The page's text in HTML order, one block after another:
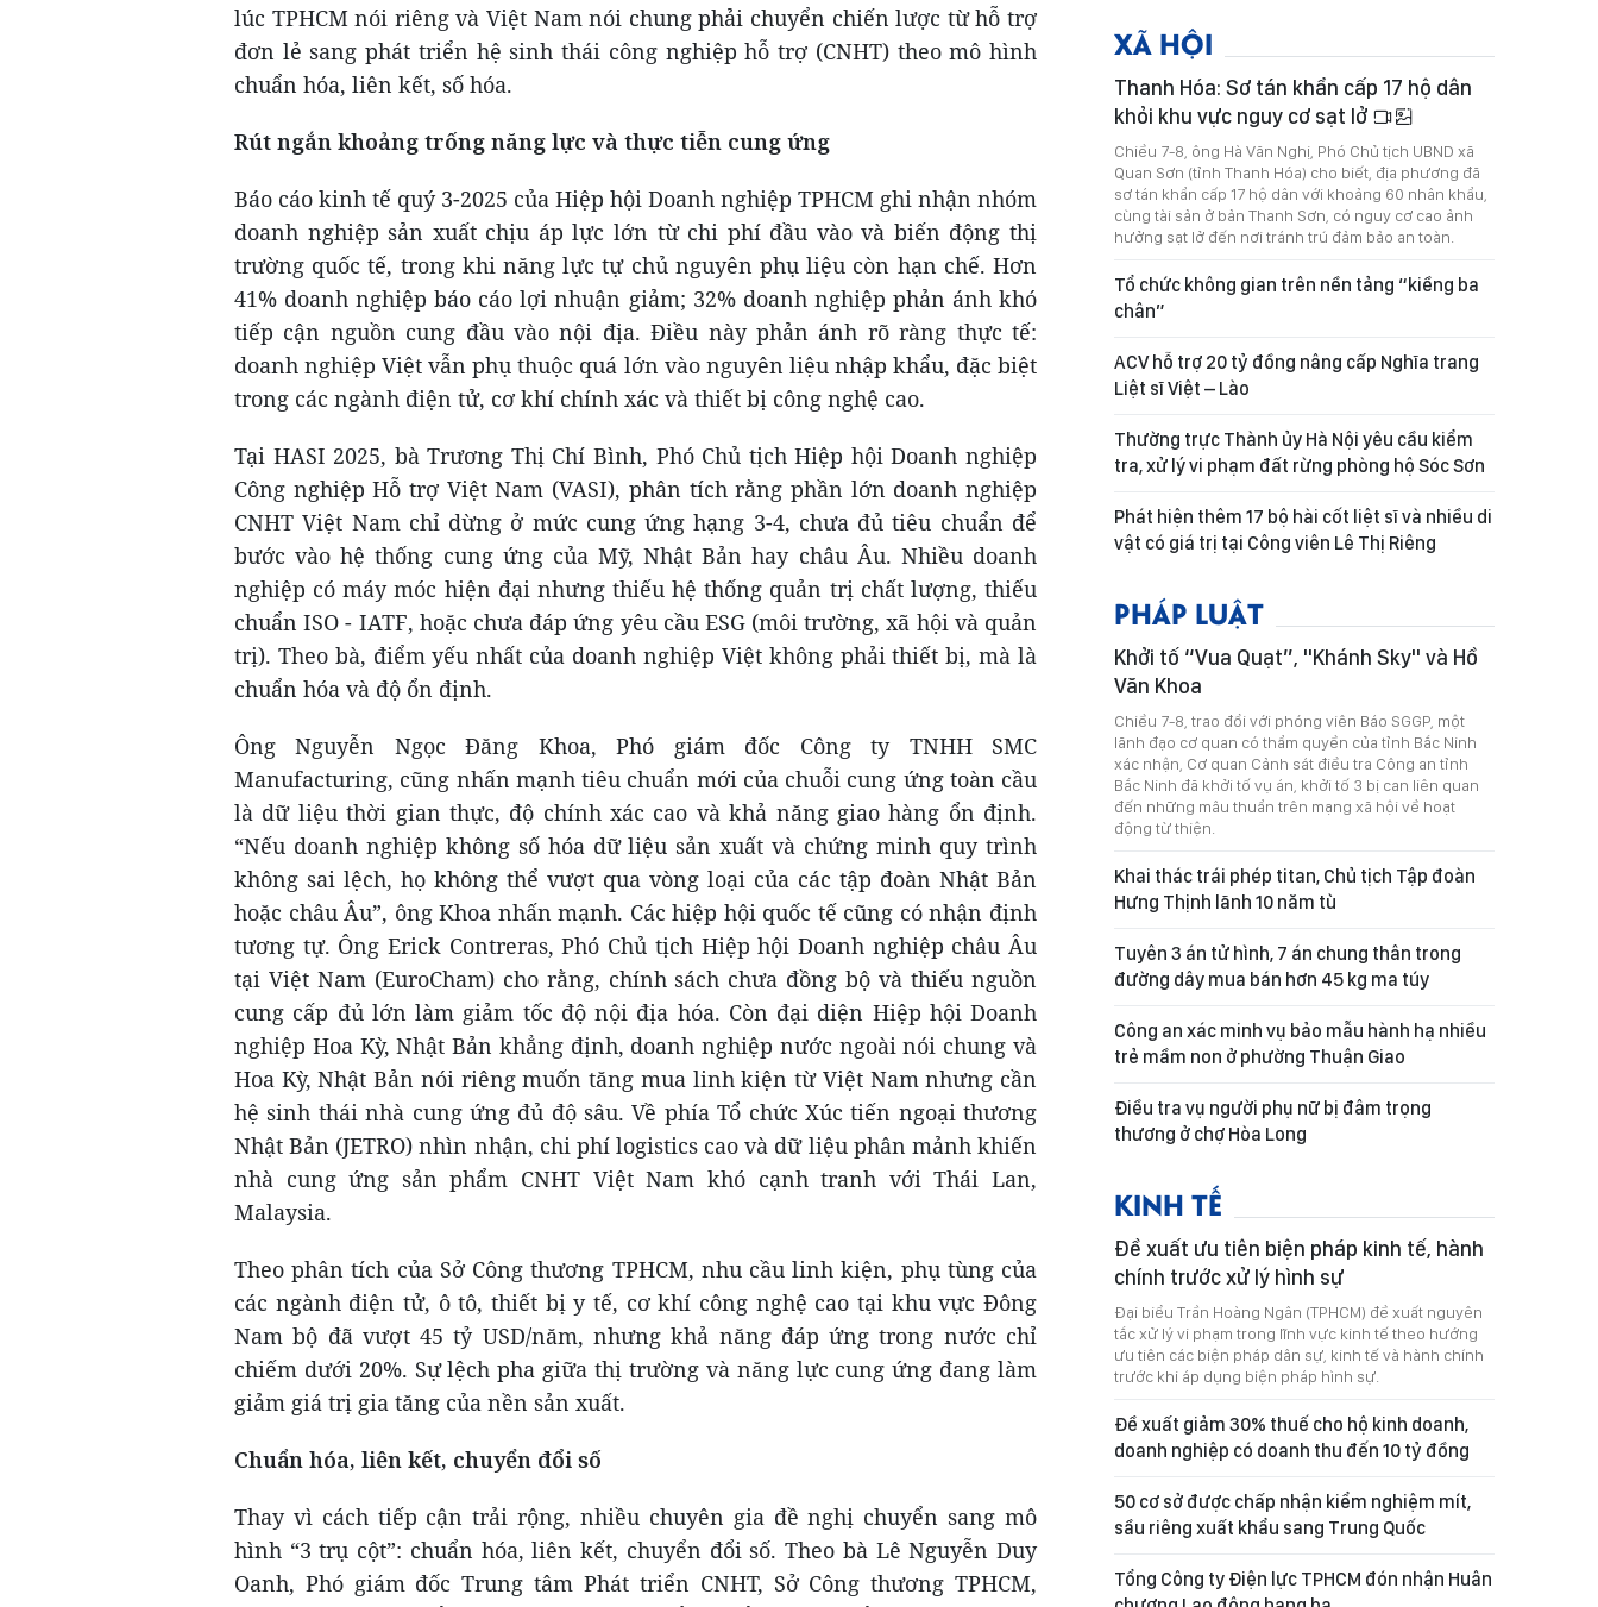
lúc TPHCM nói riêng và Việt Nam nói chung phải chuyển chiến lược từ hỗ trợ
đơn lẻ sang phát triển hệ sinh thái công nghiệp hỗ trợ (CNHT) theo mô hình
chuẩn hóa, liên kết, số hóa.
Rút ngắn khoảng trống năng lực và thực tiễn cung ứng
Báo cáo kinh tế quý 3-2025 của Hiệp hội Doanh nghiệp TPHCM ghi nhận nhóm
doanh nghiệp sản xuất chịu áp lực lớn từ chi phí đầu vào và biến động thị
trường quốc tế, trong khi năng lực tự chủ nguyên phụ liệu còn hạn chế. Hơn
41% doanh nghiệp báo cáo lợi nhuận giảm; 32% doanh nghiệp phản ánh khó
tiếp cận nguồn cung đầu vào nội địa. Điều này phản ánh rõ ràng thực tế:
doanh nghiệp Việt vẫn phụ thuộc quá lớn vào nguyên liệu nhập khẩu, đặc biệt
trong các ngành điện tử, cơ khí chính xác và thiết bị công nghệ cao.
Tại HASI 2025, bà Trương Thị Chí Bình, Phó Chủ tịch Hiệp hội Doanh nghiệp
Công nghiệp Hỗ trợ Việt Nam (VASI), phân tích rằng phần lớn doanh nghiệp
CNHT Việt Nam chỉ dừng ở mức cung ứng hạng 3-4, chưa đủ tiêu chuẩn để
bước vào hệ thống cung ứng của Mỹ, Nhật Bản hay châu Âu. Nhiều doanh
nghiệp có máy móc hiện đại nhưng thiếu hệ thống quản trị chất lượng, thiếu
chuẩn ISO - IATF, hoặc chưa đáp ứng yêu cầu ESG (môi trường, xã hội và quản
trị). Theo bà, điểm yếu nhất của doanh nghiệp Việt không phải thiết bị, mà là
chuẩn hóa và độ ổn định.
Ông Nguyễn Ngọc Đăng Khoa, Phó giám đốc Công ty TNHH SMC
Manufacturing, cũng nhấn mạnh tiêu chuẩn mới của chuỗi cung ứng toàn cầu
là dữ liệu thời gian thực, độ chính xác cao và khả năng giao hàng ổn định.
“Nếu doanh nghiệp không số hóa dữ liệu sản xuất và chứng minh quy trình
không sai lệch, họ không thể vượt qua vòng loại của các tập đoàn Nhật Bản
hoặc châu Âu”, ông Khoa nhấn mạnh. Các hiệp hội quốc tế cũng có nhận định
tương tự. Ông Erick Contreras, Phó Chủ tịch Hiệp hội Doanh nghiệp châu Âu
tại Việt Nam (EuroCham) cho rằng, chính sách chưa đồng bộ và thiếu nguồn
cung cấp đủ lớn làm giảm tốc độ nội địa hóa. Còn đại diện Hiệp hội Doanh
nghiệp Hoa Kỳ, Nhật Bản khẳng định, doanh nghiệp nước ngoài nói chung và
Hoa Kỳ, Nhật Bản nói riêng muốn tăng mua linh kiện từ Việt Nam nhưng cần
hệ sinh thái nhà cung ứng đủ độ sâu. Về phía Tổ chức Xúc tiến ngoại thương
Nhật Bản (JETRO) nhìn nhận, chi phí logistics cao và dữ liệu phân mảnh khiến
nhà cung ứng sản phẩm CNHT Việt Nam khó cạnh tranh với Thái Lan,
Malaysia.
Theo phân tích của Sở Công thương TPHCM, nhu cầu linh kiện, phụ tùng của
các ngành điện tử, ô tô, thiết bị y tế, cơ khí công nghệ cao tại khu vực Đông
Nam bộ đã vượt 45 tỷ USD/năm, nhưng khả năng đáp ứng trong nước chỉ
chiếm dưới 20%. Sự lệch pha giữa thị trường và năng lực cung ứng đang làm
giảm giá trị gia tăng của nền sản xuất.
Chuẩn hóa, liên kết, chuyển đổi số
Thay vì cách tiếp cận trải rộng, nhiều chuyên gia đề nghị chuyển sang mô
hình “3 trụ cột”: chuẩn hóa, liên kết, chuyển đổi số. Theo bà Lê Nguyễn Duy
Oanh, Phó giám đốc Trung tâm Phát triển CNHT, Sở Công thương TPHCM,
XÃ HỘI
Thanh Hóa: Sơ tán khẩn cấp 17 hộ dân
khỏi khu vực nguy cơ sạt lở
Chiều 7-8, ông Hà Văn Nghị, Phó Chủ tịch UBND xã
Quan Sơn (tỉnh Thanh Hóa) cho biết, địa phương đã
sơ tán khẩn cấp 17 hộ dân với khoảng 60 nhân khẩu,
cùng tài sản ở bản Thanh Sơn, có nguy cơ cao ảnh
hưởng sạt lở đến nơi tránh trú đảm bảo an toàn.
Tổ chức không gian trên nền tảng “kiềng ba
chân”
ACV hỗ trợ 20 tỷ đồng nâng cấp Nghĩa trang
Liệt sĩ Việt – Lào
Thường trực Thành ủy Hà Nội yêu cầu kiểm
tra, xử lý vi phạm đất rừng phòng hộ Sóc Sơn
Phát hiện thêm 17 bộ hài cốt liệt sĩ và nhiều di
vật có giá trị tại Công viên Lê Thị Riêng
PHÁP LUẬT
Khởi tố “Vua Quạt”, "Khánh Sky" và Hồ
Văn Khoa
Chiều 7-8, trao đổi với phóng viên Báo SGGP, một
lãnh đạo cơ quan có thẩm quyền của tỉnh Bắc Ninh
xác nhận, Cơ quan Cảnh sát điều tra Công an tỉnh
Bắc Ninh đã khởi tố vụ án, khởi tố 3 bị can liên quan
đến những mâu thuẩn trên mạng xã hội về hoạt
động từ thiện.
Khai thác trái phép titan, Chủ tịch Tập đoàn
Hưng Thịnh lãnh 10 năm tù
Tuyên 3 án tử hình, 7 án chung thân trong
đường dây mua bán hơn 45 kg ma túy
Công an xác minh vụ bảo mẫu hành hạ nhiều
trẻ mầm non ở phường Thuận Giao
Điều tra vụ người phụ nữ bị đâm trọng
thương ở chợ Hòa Long
KINH TẾ
Đề xuất ưu tiên biện pháp kinh tế, hành
chính trước xử lý hình sự
Đại biểu Trần Hoàng Ngân (TPHCM) đề xuất nguyên
tắc xử lý vi phạm trong lĩnh vực kinh tế theo hướng
ưu tiên các biện pháp dân sự, kinh tế và hành chính
trước khi áp dụng biện pháp hình sự.
Đề xuất giảm 30% thuế cho hộ kinh doanh,
doanh nghiệp có doanh thu đến 10 tỷ đồng
50 cơ sở được chấp nhận kiểm nghiệm mít,
sầu riêng xuất khẩu sang Trung Quốc
Tổng Công ty Điện lực TPHCM đón nhận Huân